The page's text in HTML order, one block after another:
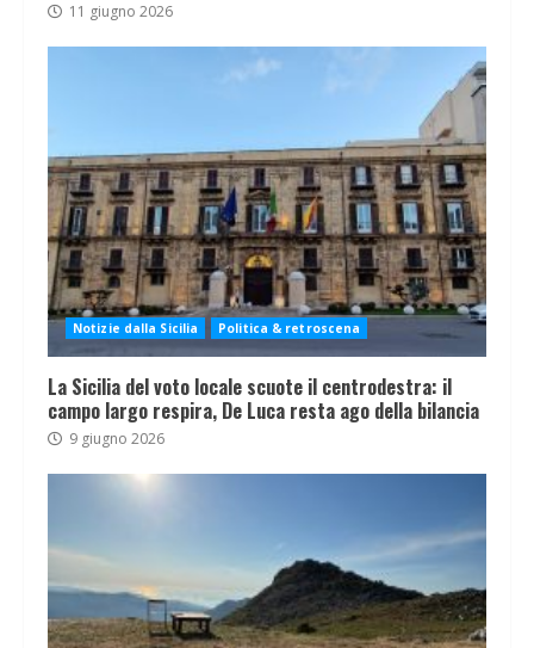
11 giugno 2026
Notizie dalla Sicilia Politica & retroscena
La Sicilia del voto locale scuote il centrodestra: il
campo largo respira, De Luca resta ago della bilancia
9 giugno 2026